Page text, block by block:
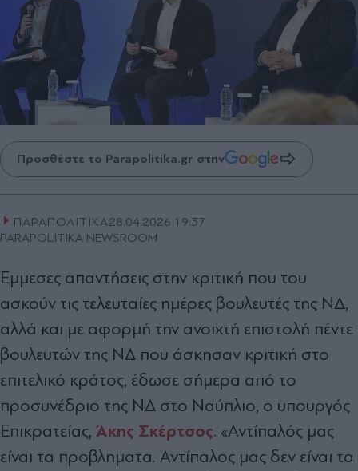
Προσθέστε το Parapolitika.gr στην
ΠΑΡΑΠΟΛΙΤΙΚΑ28.04.2026 19:37
PARAPOLITIKA NEWSROOM
Έμμεσες απαντήσεις στην κριτική που του
ασκούν τις τελευταίες ημέρες βουλευτές της ΝΔ,
αλλά και με αφορμή την ανοιχτή επιστολή πέντε
βουλευτών της ΝΔ που άσκησαν κριτική στο
επιτελικό κράτος, έδωσε σήμερα από το
προσυνέδριο της ΝΔ στο Ναύπλιο, ο υπουργός
Επικρατείας, Άκης Σκέρτσος. «Αντίπαλός μας
είναι τα προβληματα. Αντίπαλος μας δεν είναι τα